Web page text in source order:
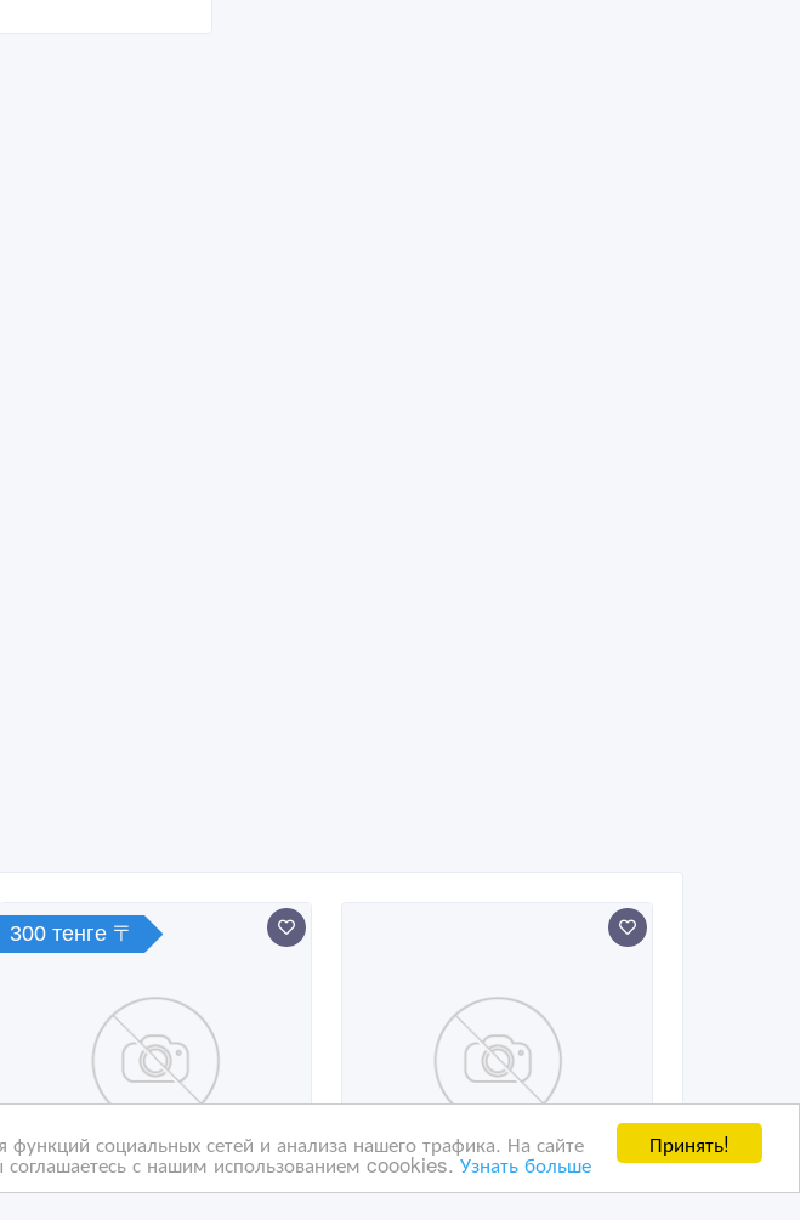
Принять!
социальных сетей и анализа нашего трафика. На сайте
соглашаетесь с нашим использованием coookies.Узнать больше
300 тенге 〒